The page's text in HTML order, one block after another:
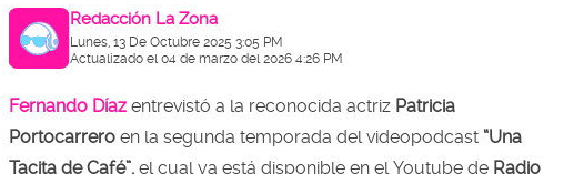
Redacción La Zona
Lunes, 13 De Octubre 2025 3:05 PM
Actualizado el 04 de marzo del 2026 4:26 PM
Fernando Díaz entrevistó a la reconocida actriz Patricia
Portocarrero en la segunda temporada del videopodcast “Una
Tacita de Café”, el cual ya está disponible en el Youtube de Radio